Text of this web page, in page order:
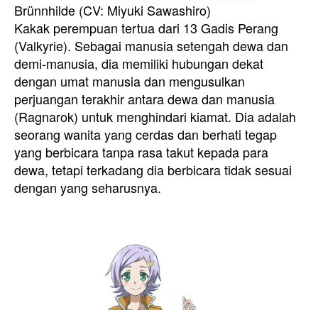
Brünnhilde (CV: Miyuki Sawashiro)
Kakak perempuan tertua dari 13 Gadis Perang
(Valkyrie). Sebagai manusia setengah dewa dan
demi-manusia, dia memiliki hubungan dekat
dengan umat manusia dan mengusulkan
perjuangan terakhir antara dewa dan manusia
(Ragnarok) untuk menghindari kiamat. Dia adalah
seorang wanita yang cerdas dan berhati tegap
yang berbicara tanpa rasa takut kepada para
dewa, tetapi terkadang dia berbicara tidak sesuai
dengan yang seharusnya.